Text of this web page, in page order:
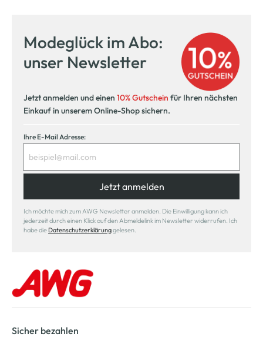
Modeglück im Abo:
unser Newsletter
Jetzt anmelden und einen 10% Gutschein für Ihren nächsten
Einkauf in unserem Online-Shop sichern.
Ihre E-Mail Adresse:
Jetzt anmelden
Ich möchte mich zum AWG Newsletter anmelden. Die Einwilligung kann ich
jederzeit durch einen Klick auf den Abmeldelink im Newsletter widerrufen. Ich
habe die Datenschutzerklärunggelesen.
Sicher bezahlen